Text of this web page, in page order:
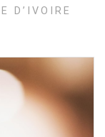
D’IVOIRE